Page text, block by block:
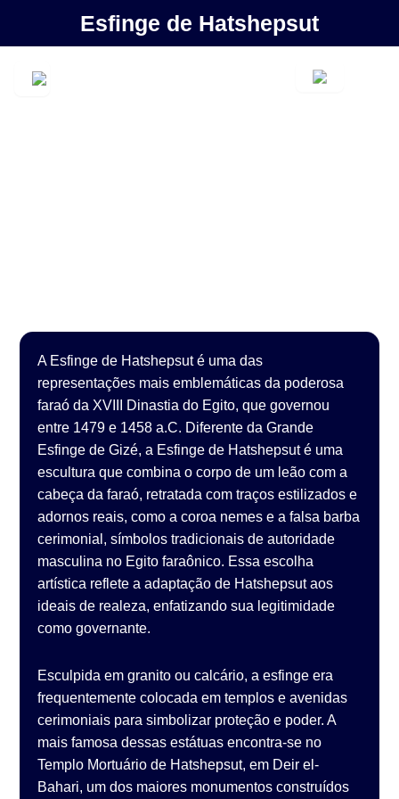
Esfinge de Hatshepsut
A Esfinge de Hatshepsut é uma das
representações mais emblemáticas da poderosa
faraó da XVIII Dinastia do Egito, que governou
entre 1479 e 1458 a.C. Diferente da Grande
Esfinge de Gizé, a Esfinge de Hatshepsut é uma
escultura que combina o corpo de um leão com a
cabeça da faraó, retratada com traços estilizados e
adornos reais, como a coroa nemes e a falsa barba
cerimonial, símbolos tradicionais de autoridade
masculina no Egito faraônico. Essa escolha
artística reflete a adaptação de Hatshepsut aos
ideais de realeza, enfatizando sua legitimidade
como governante.
Esculpida em granito ou calcário, a esfinge era
frequentemente colocada em templos e avenidas
cerimoniais para simbolizar proteção e poder. A
mais famosa dessas estátuas encontra-se no
Templo Mortuário de Hatshepsut, em Deir el-
Bahari, um dos maiores monumentos construídos